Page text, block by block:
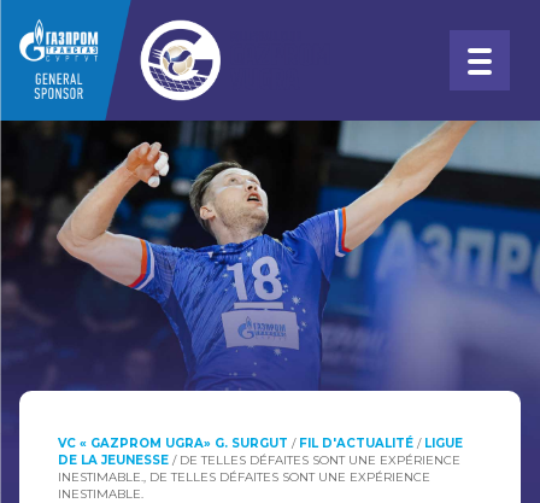
VC « GAZPROM UGRA» G. SURGUT / FIL D'ACTUALITÉ / LIGUE
DE LA JEUNESSE / DE TELLES DÉFAITES SONT UNE EXPÉRIENCE
INESTIMABLE., DE TELLES DÉFAITES SONT UNE EXPÉRIENCE
INESTIMABLE.